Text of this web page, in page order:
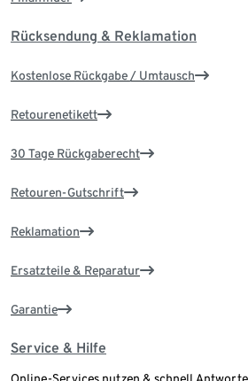
Rücksendung & Reklamation
Kostenlose Rückgabe / Umtausch
Retourenetikett
30 Tage Rückgaberecht
Retouren-Gutschrift
Reklamation
Ersatzteile & Reparatur
Garantie
Service & Hilfe